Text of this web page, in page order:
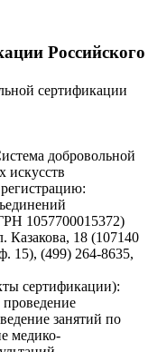
Российского
сертификации
добровольной
искусств
1057700015372)
Казакова, 18 (107140
15), (499) 264-8635,
сертификации):
занятий по
медико-